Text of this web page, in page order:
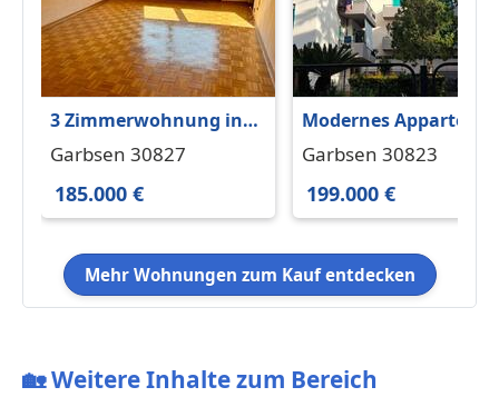
3 Zimmerwohnung in
Berenbostel mit
Potential
Garbsen 30827
185.000 €
Modernes
mit Garage in Patti
Garbsen 30823
199.000 €
Mehr Wohnungen zum Kauf entdecken
🏡Weitere Inhalte zum Bereich